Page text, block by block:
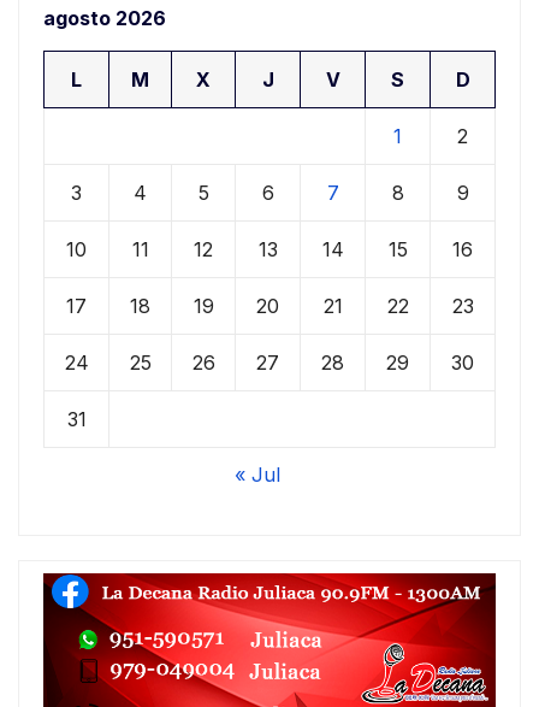
agosto 2026
L M X J V S D
1 2
3 4 5 6 7 8 9
10 11 12 13 14 15 16
17 18 19 20 21 22 23
24 25 26 27 28 29 30
31
« Jul